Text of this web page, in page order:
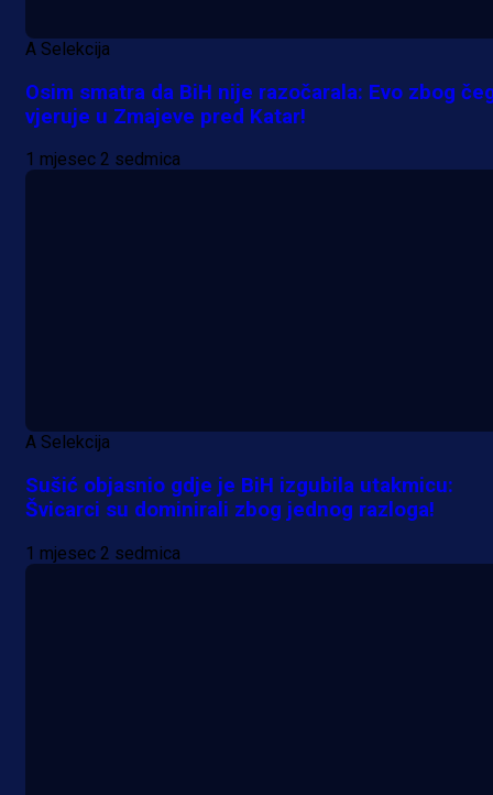
A Selekcija
Osim smatra da BiH nije razočarala: Evo zbog
vjeruje u Zmajeve pred Katar!
1 mjesec 2 sedmica
A Selekcija
Sušić objasnio gdje je BiH izgubila utakmicu:
Švicarci su dominirali zbog jednog razloga!
1 mjesec 2 sedmica